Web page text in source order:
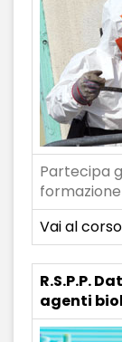
Partecipa
Vai al
R.S.P.P.
agenti